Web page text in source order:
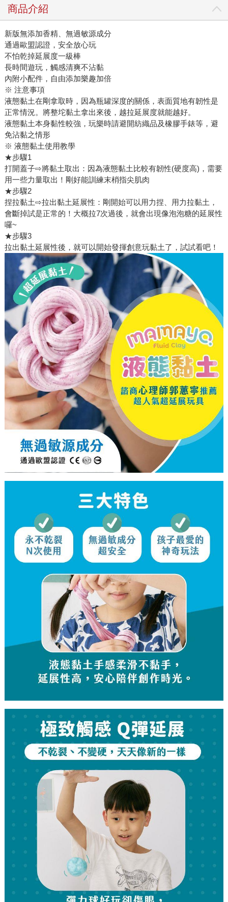
商品介紹
新版無添加香精、無過敏源成分
通過歐盟認證，安全放心玩
不怕乾掉延展度一級棒
長時間遊玩，觸感清爽不沾黏
內附小配件，自由添加樂趣加倍
※ 注意事項
液態黏土在剛拿取時，因為瓶罐深度的關係，表面質地有韌性是
正常情況。將整坨黏土拿出來後，越拉延展度就能越好。
液態黏土本身黏性較強，玩樂時請避開紡織品及橡膠手錶等，避
免沾黏之情形
※ 液態黏土使用教學
★步驟1
打開蓋子⇨將黏土取出：因為液態黏土比較有韌性(硬度高)，需要
用一些力量取出！剛好能訓練末梢指尖肌肉
★步驟2
捏拉黏土⇨拉出黏土延展性：剛開始可以用力捏、用力拉黏土，
會斷掉試是正常的！大概拉7次過後，就會出現像泡泡糖的延展性
囉~
★步驟3
拉出黏土延展性後，就可以開始發揮創意玩黏土了，試試看吧！